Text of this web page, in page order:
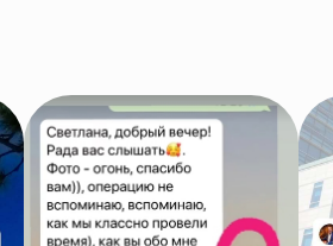
Я согласен (на) на получение
информационных и рекламных
сообщений по email
и в мессенджерах
Отправить